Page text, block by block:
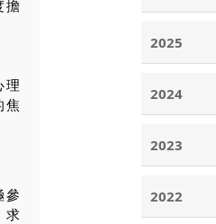
擔
理
焦
參
求
2025
2024
2023
2022